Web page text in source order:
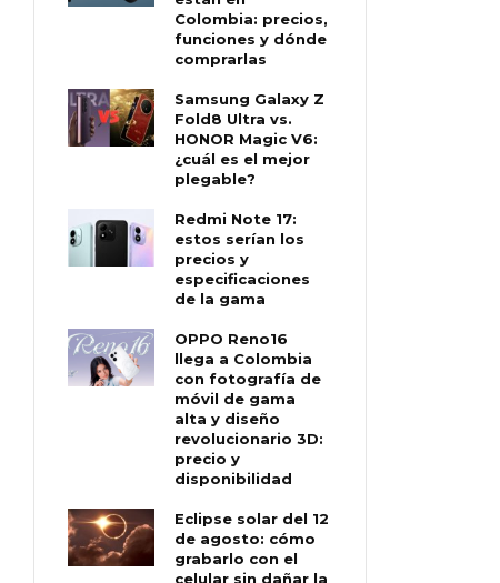
Colombia: precios,
funciones y dónde
comprarlas
Samsung Galaxy Z
Fold8 Ultra vs.
HONOR Magic V6:
¿cuál es el mejor
plegable?
Redmi Note 17:
estos serían los
precios y
especificaciones
de la gama
OPPO Reno16
llega a Colombia
con fotografía de
móvil de gama
alta y diseño
revolucionario 3D:
precio y
disponibilidad
Eclipse solar del 12
de agosto: cómo
grabarlo con el
celular sin dañar la